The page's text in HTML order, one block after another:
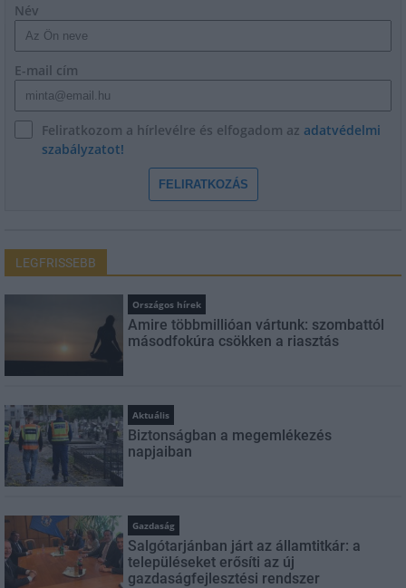
Név
E-mail cím
Feliratkozom a hírlevélre és elfogadom az adatvédelmi
szabályzatot!
FELIRATKOZÁS
LEGFRISSEBB
Országos hírek
Amire többmillióan vártunk: szombattól
másodfokúra csökken a riasztás
Aktuális
Biztonságban a megemlékezés
napjaiban
Gazdaság
Salgótarjánban járt az államtitkár: a
településeket erősíti az új
gazdaságfejlesztési rendszer